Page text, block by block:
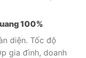
100%
diện. Tốc độ
gia đình, doanh